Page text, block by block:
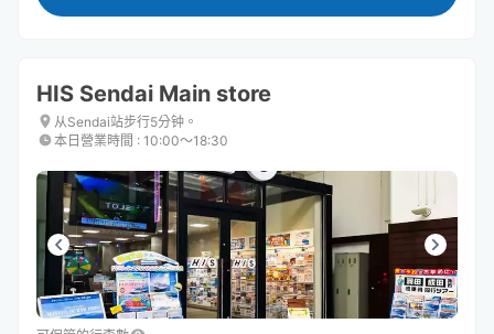
HIS Sendai Main store
从Sendai站步行5分钟。
本日營業時間 : 10:00〜18:30